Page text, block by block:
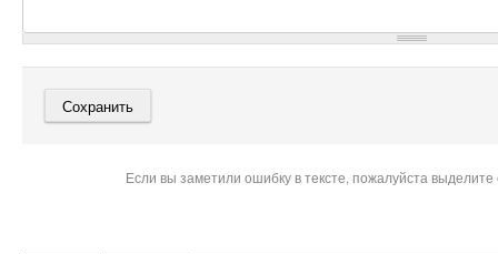
Если вы заметили ошибку в тексте, пожалуйста